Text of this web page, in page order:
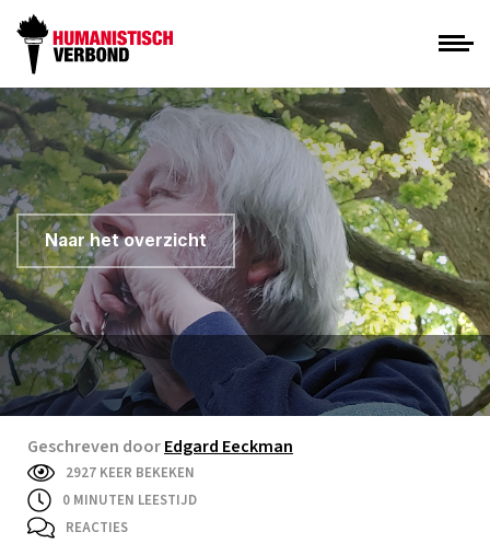
Naar het overzicht
Geschreven doorEdgard Eeckman
2927 KEER BEKEKEN
0 MINUTEN LEESTIJD
REACTIES